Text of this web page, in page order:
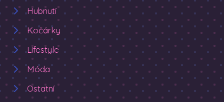
Hubnutí
Kočárky
Lifestyle
Móda
Ostatní